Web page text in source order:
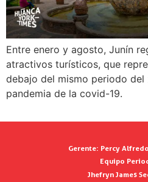
Entre enero y agosto, Junín
atractivos turísticos, que
debajo del mismo periodo del
pandemia de la covid-19.
Gerente: Percy
Equipo
Jhefryn James